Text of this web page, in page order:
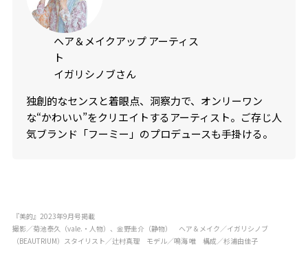
ヘア＆メイクアップ アーティス
ト
イガリシノブさん
独創的なセンスと着眼点、洞察力で、オンリーワン
な“かわいい”をクリエイトするアーティスト。ご存じ人
気ブランド「フーミー」のプロデュースも手掛ける。
『美的』2023年9月号掲載
撮影／菊池泰久（vale.・人物）、金野圭介（静物） ヘア＆メイク／イガリシノブ
（BEAUTRIUM）スタイリスト／辻村真理 モデル／鳴海 唯 構成／杉浦由佳子